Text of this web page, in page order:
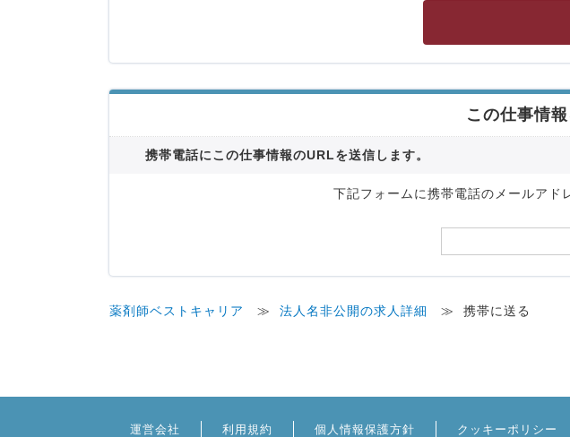
この仕事情
携帯電話にこの仕事情報のURLを送信します。
下記フォームに携帯電話のメールアド
薬剤師ベストキャリア ≫ 法人名非公開の求人詳細 ≫ 携帯に送る
運営会社 利用規約 個人情報保護方針 クッキーポリシー